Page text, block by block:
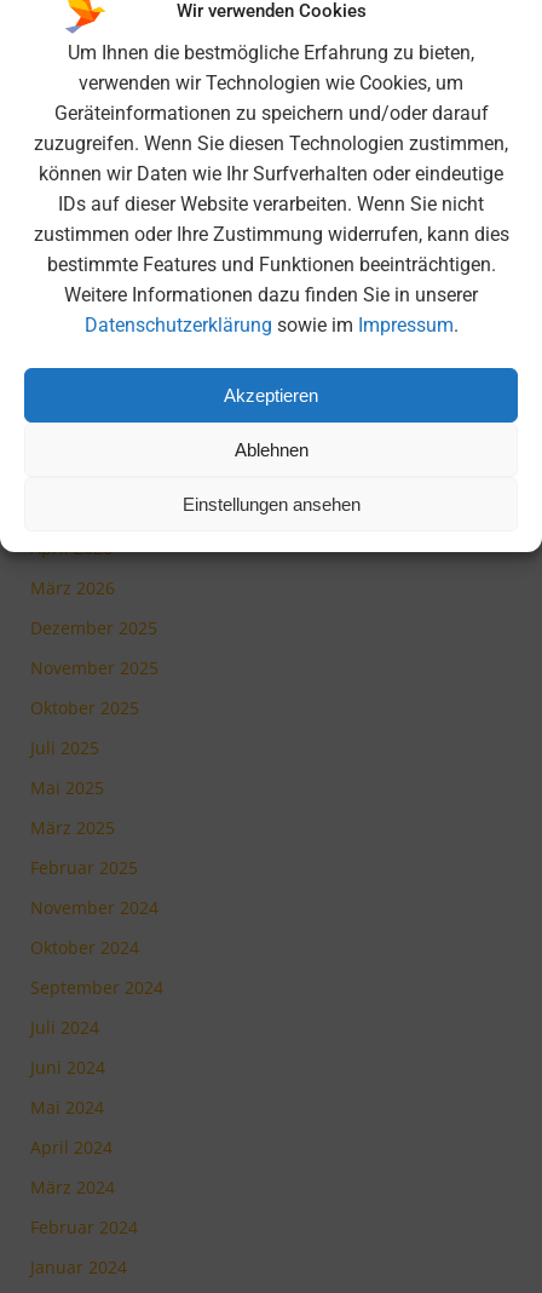
Wir verwenden Cookies
Um Ihnen die bestmögliche Erfahrung zu bieten,
verwenden wir Technologien wie Cookies, um
Geräteinformationen zu speichern und/oder darauf
zuzugreifen. Wenn Sie diesen Technologien zustimmen,
können wir Daten wie Ihr Surfverhalten oder eindeutige
IDs auf dieser Website verarbeiten. Wenn Sie nicht
zustimmen oder Ihre Zustimmung widerrufen, kann dies
bestimmte Features und Funktionen beeinträchtigen.
Weitere Informationen dazu finden Sie in unserer
Datenschutzerklärung sowie im Impressum.
Akzeptieren
Ablehnen
Einstellungen ansehen
Neueste Beiträge
Nordcup 25/26 am FC Bayern Campus – Titel erfolgreich
verteidigt!
6K United – Ein unvergessliches Erlebnis in der
Olympiahalle
Moscheebesuch der 6. Klassen
Medienscout-Tag beim BR
Juli 2026
April 2026
März 2026
Dezember 2025
November 2025
Oktober 2025
Juli 2025
Mai 2025
März 2025
Februar 2025
November 2024
Oktober 2024
September 2024
Juli 2024
Juni 2024
Mai 2024
April 2024
März 2024
Februar 2024
Januar 2024